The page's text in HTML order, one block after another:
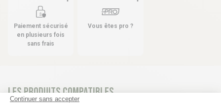
Paiement sécurisé
en plusieurs fois
sans frais
Vous êtes pro ?
Les produits compatibles
Continuer sans accepter